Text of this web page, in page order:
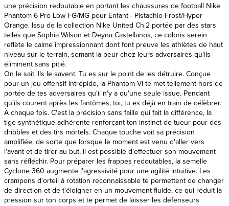
Orange. Issu de la collection Nike United Ch.2 portée par des stars
telles que Sophia Wilson et Deyna Castellanos, ce coloris serein
reflète le calme impressionnant dont font preuve les athlètes de haut
niveau sur le terrain, semant la peur chez leurs adversaires qu'ils
éliminent sans pitié.
On le sait. Ils le savent. Tu es sur le point de les détruire. Conçue
pour un jeu offensif intrépide, la Phantom VI te met tellement hors de
portée de tes adversaires qu'il n'y a qu'une seule issue. Pendant
qu'ils courent après les fantômes, toi, tu es déjà en train de célèbrer.
À chaque fois. C'est la précision sans faille qui fait la différence, la
tige synthétique adhérente renforçant ton instinct de tueur pour des
dribbles et des tirs mortels. Chaque touche voit sa précision
amplifiée, de sorte que lorsque le moment est venu d'aller vers
l'avant et de tirer au but, il est possible d'effectuer son mouvement
sans réfléchir. Pour préparer les frappes redoutables, la semelle
Cyclone 360 augmente l'agressivité pour une agilité intuitive. Les
crampons d'orteil à rotation reconnaissable te permettent de changer
de direction et de t'éloigner en un mouvement fluide, ce qui réduit la
pression sur ton corps et te permet de laisser les défenseurs
perplexes. Plus de cramponsconiques réduisent la pression sous le
pied pour une stabilité et un confort accrus....